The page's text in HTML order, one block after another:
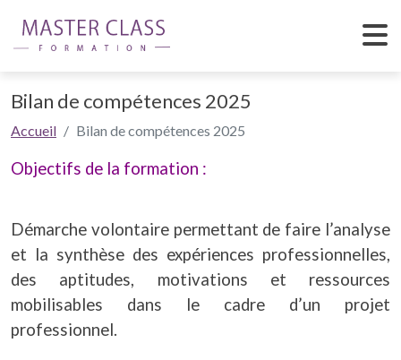
Bilan de compétences 2025
Accueil Bilan de compétences 2025
Objectifs de la formation :
Démarche volontaire permettant de faire l’analyse
et la synthèse des expériences professionnelles,
des aptitudes, motivations et ressources
mobilisables dans le cadre d’un projet
professionnel.